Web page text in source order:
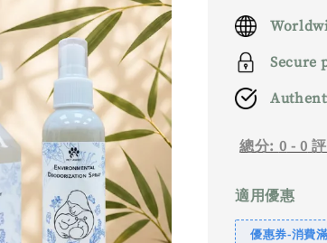
price
Secure
總分: 0 -0
適用優惠
優惠券-消費